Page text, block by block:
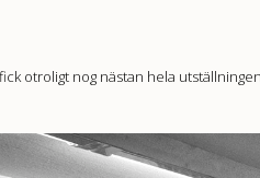
otroligt nog nästan hela